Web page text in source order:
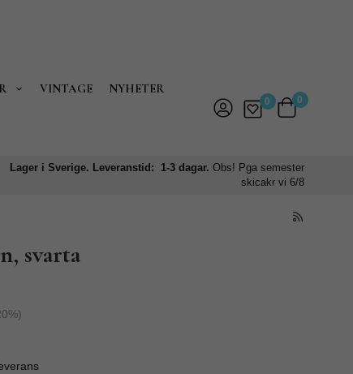
VINTAGE NYHETER
0 0
Lager i Sverige. Leveranstid: 1-3 dagar.Obs! Pga semester
skicakr vi 6/8
svarta
%)